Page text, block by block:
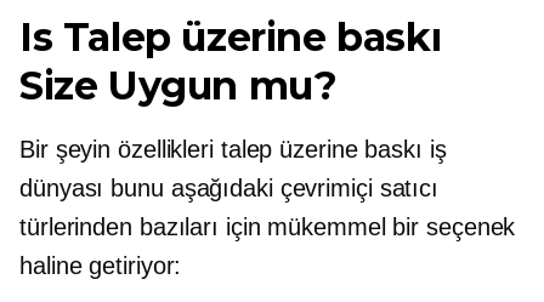
Is Talep üzerine baskı
Size Uygun mu?
Bir şeyin özellikleri talep üzerine baskı iş
dünyası bunu aşağıdaki çevrimiçi satıcı
türlerinden bazıları için mükemmel bir seçenek
haline getiriyor: